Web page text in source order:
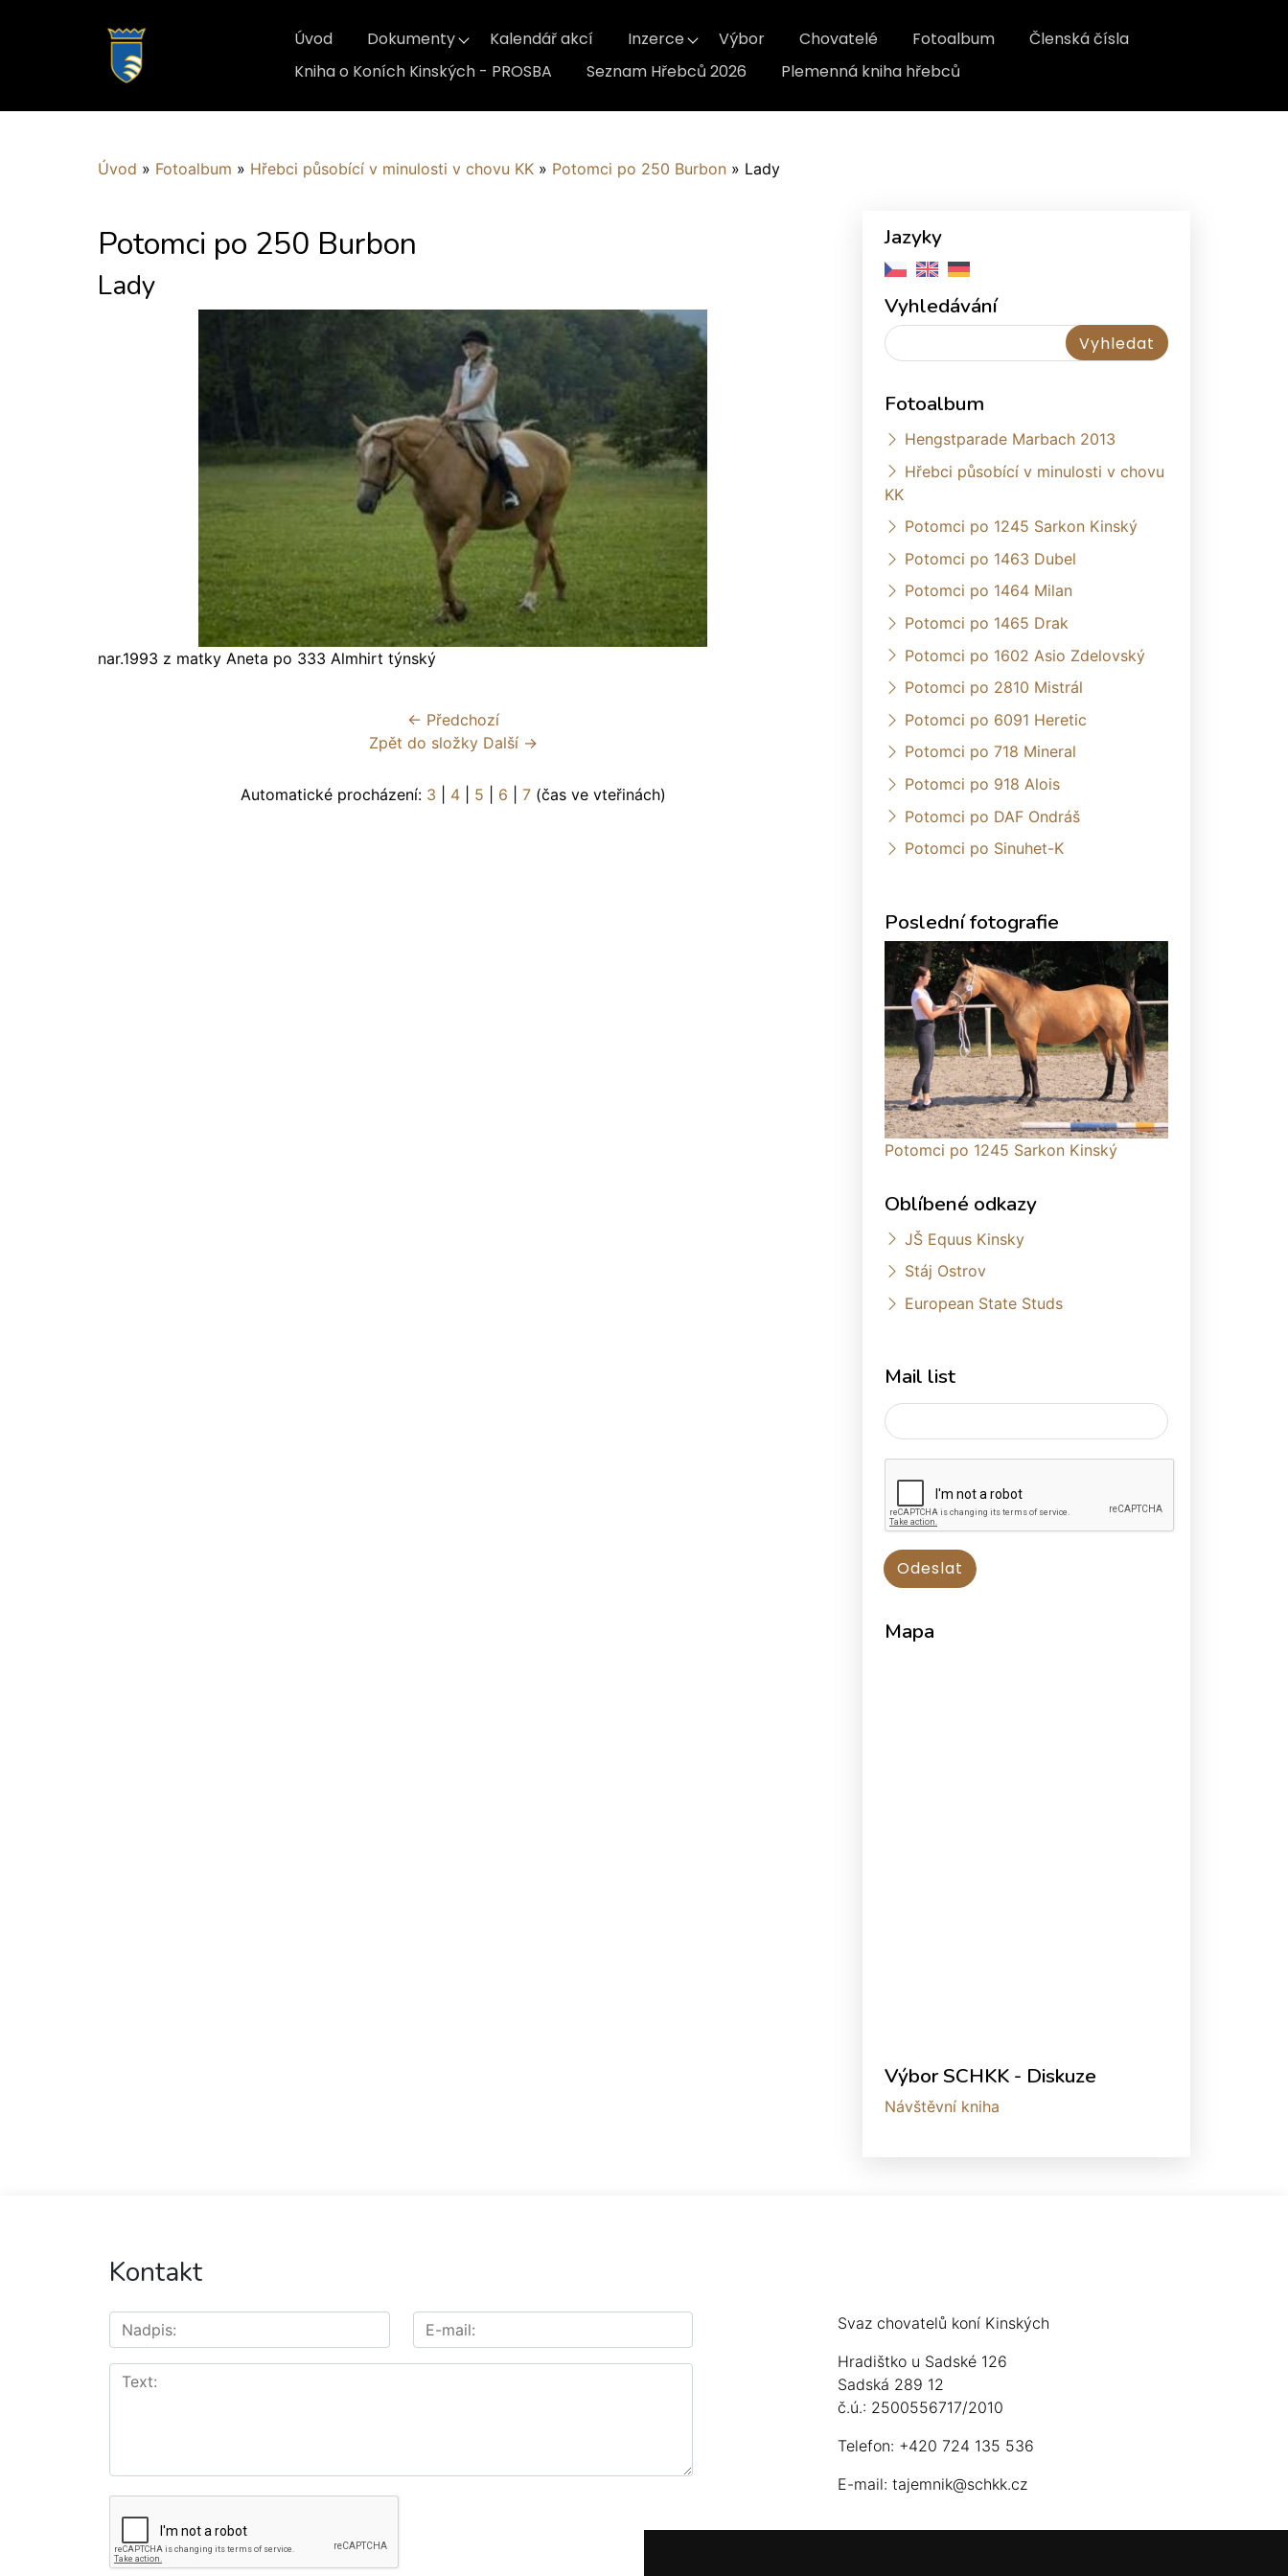
Úvod Dokumenty Kalendář akcí Inzerce Výbor Chovatelé Fotoalbum
Členská čísla
Kniha o Koních Kinských - PROSBA
Seznam Hřebců 2026 Plemenná kniha hřebců
Úvod » Fotoalbum » Hřebci působící v minulosti v chovu KK » Potomci po 250 Burbon » Lady
Potomci po 250 Burbon
Lady
nar.1993 z matky Aneta po 333 Almhirt týnský
← Předchozí
Zpět do složky Další →
Automatické procházení: 3 4| 5 6 7(čas ve vteřinách)
Jazyky
Vyhledávání
Fotoalbum
Hengstparade Marbach 2013
Hřebci působící v minulosti v chovu
KK
Potomci po 1245 Sarkon Kinský
Potomci po 1463 Dubel
Potomci po 1464 Milan
Potomci po 1465 Drak
Potomci po 1602 Asio Zdelovský
Potomci po 2810 Mistrál
Potomci po 6091 Heretic
Potomci po 718 Mineral
Potomci po 918 Alois
Potomci po DAF Ondráš
Potomci po Sinuhet-K
Poslední fotografie
Potomci po 1245 Sarkon Kinský
Oblíbené odkazy
JŠ Equus Kinsky
Stáj Ostrov
European State Studs
Mail list
Mapa
Výbor SCHKK - Diskuze
Návštěvní kniha
Kontakt
Svaz chovatelů koní Kinských
Hradištko u Sadské 126
Sadská 289 12
č.ú.: 2500556717/2010
Telefon: +420 724 135 536
E-mail: tajemnik@schkk.cz